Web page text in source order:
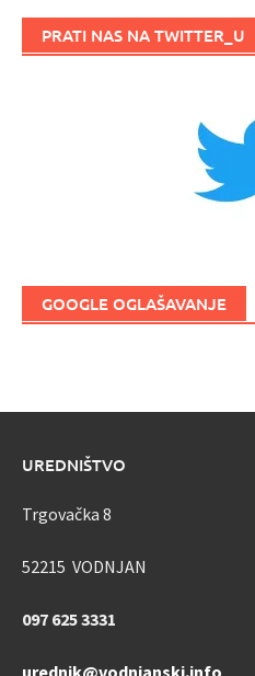
PRATI NAS NA TWITTER_U
GOOGLE OGLAŠAVANJE
UREDNIŠTVO
Trgovačka 8
52215 VODNJAN
097 625 3331